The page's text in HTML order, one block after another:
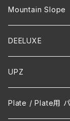
Mountain Slope
DEELUXE
UPZ
Plate / Plate用